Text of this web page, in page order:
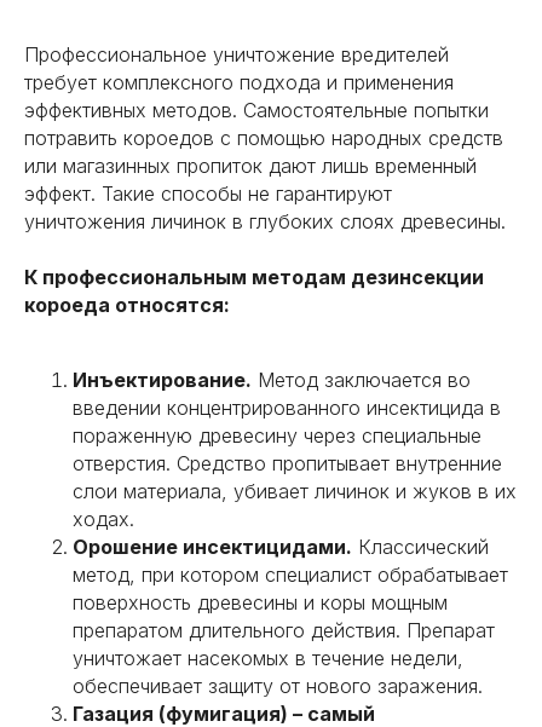
Профессиональное уничтожение вредителей
требует комплексного подхода и применения
эффективных методов. Самостоятельные попытки
потравить короедов с помощью народных средств
или магазинных пропиток дают лишь временный
эффект. Такие способы не гарантируют
уничтожения личинок в глубоких слоях древесины.
К профессиональным методам дезинсекции
короеда относятся:
Инъектирование. Метод заключается во
введении концентрированного инсектицида в
пораженную древесину через специальные
отверстия. Средство пропитывает внутренние
слои материала, убивает личинок и жуков в их
ходах.
Орошение инсектицидами. Классический
метод, при котором специалист обрабатывает
поверхность древесины и коры мощным
препаратом длительного действия. Препарат
уничтожает насекомых в течение недели,
обеспечивает защиту от нового заражения.
Газация (фумигация) – самый
ОТВЕТЫ НА ВОПРОСЫ